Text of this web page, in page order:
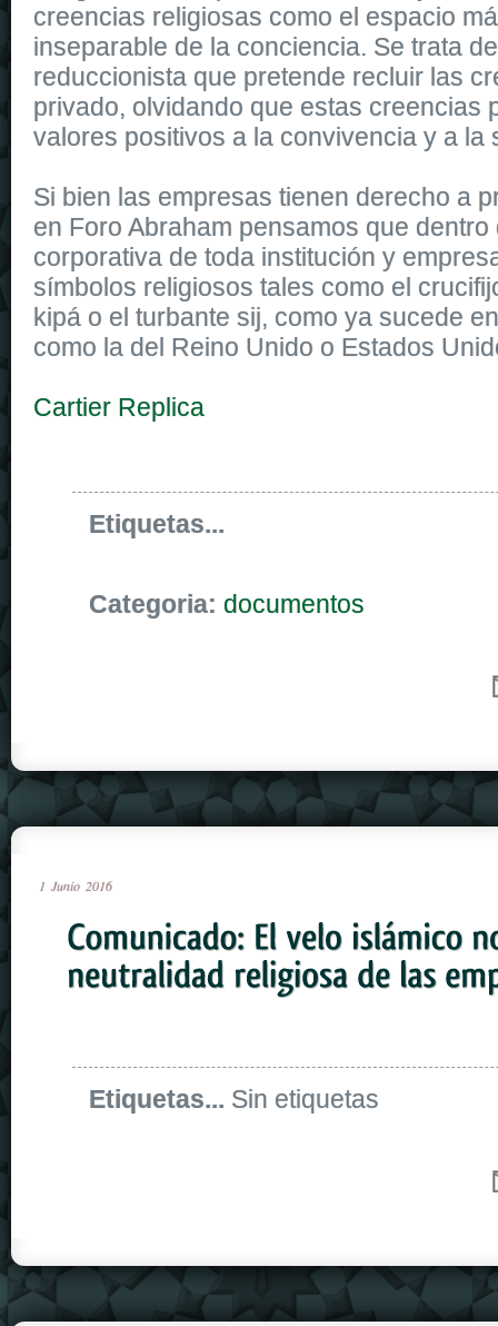
creencias religiosas como el espacio
inseparable de la conciencia. Se trata
reduccionista que pretende recluir las
privado, olvidando que estas creencias
valores positivos a la convivencia y a la
Si bien las empresas tienen derecho a
en Foro Abraham pensamos que dentro
corporativa de toda institución y
símbolos religiosos tales como el
kipá o el turbante sij, como ya sucede
como la del Reino Unido o Estados
Cartier Replica
Etiquetas...
Categoria: documentos
1 Junio 2016
Etiquetas... Sin etiquetas